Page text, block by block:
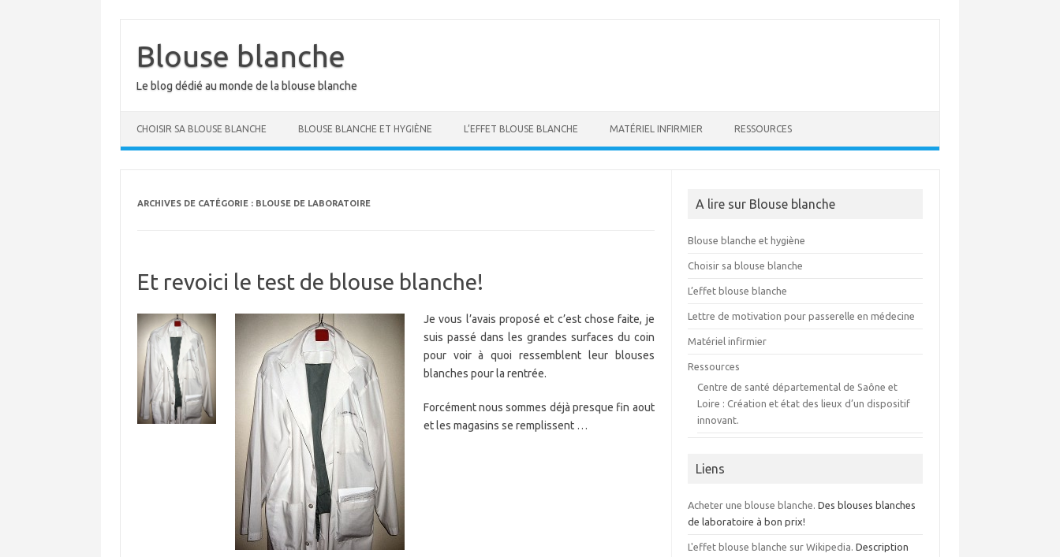
contenu
Blouse blanche
Le blog dédié au monde de la blouse blanche
CHOISIR SA BLOUSE BLANCHE BLOUSE BLANCHE ET HYGIÈNE L’EFFET BLOUSE BLANCHE MATÉRIEL INFIRMIER RESSOURCES
ARCHIVES DE CATÉGORIE : BLOUSE DE LABORATOIRE
Et revoici le test de blouse blanche!
Je vous l’avais proposé et c’est chose faite, je
suis passé dans les grandes surfaces du coin
pour voir à quoi ressemblent leur blouses
blanches pour la rentrée.
Forcément nous sommes déjà presque fin aout
et les magasins se remplissent …
A lire sur Blouse blanche
Blouse blanche et hygiène
Choisir sa blouse blanche
L’effet blouse blanche
Lettre de motivation pour passerelle en médecine
Matériel infirmier
Ressources
Centre de santé départemental de Saône et
Loire : Création et état des lieux d’un dispositif
innovant.
Liens
Acheter une blouse blanche. Des blouses blanches
de laboratoire à bon prix!
L'effet blouse blanche sur Wikipedia. Description